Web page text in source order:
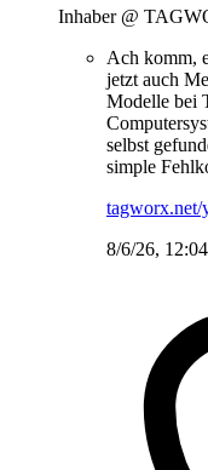
Inhaber @
Ach komm,
jetzt auch
Modelle bei
selbst
simple
8/6/26,